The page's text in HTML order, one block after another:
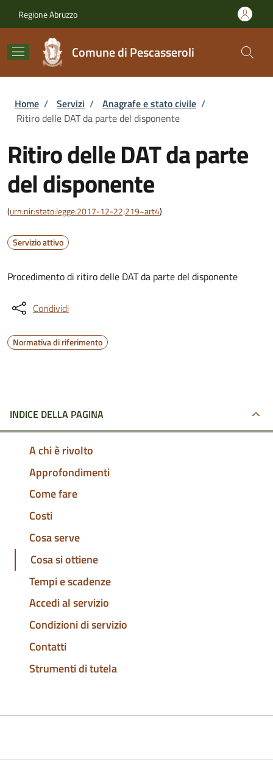
Regione Abruzzo
Comune di Pescasseroli
Briciole di pane
Home / Servizi / Anagrafe e stato civile /
Ritiro delle DAT da parte del disponente
Ritiro delle DAT da parte
del disponente
(urn:nir:stato:legge:2017-12-22;219~art4)
Servizio attivo
Procedimento di ritiro delle DAT da parte del disponente
Condividi
Normativa di riferimento
INDICE DELLA PAGINA
A chi è rivolto
Approfondimenti
Come fare
Costi
Cosa serve
Cosa si ottiene
Tempi e scadenze
Accedi al servizio
Condizioni di servizio
Contatti
Strumenti di tutela